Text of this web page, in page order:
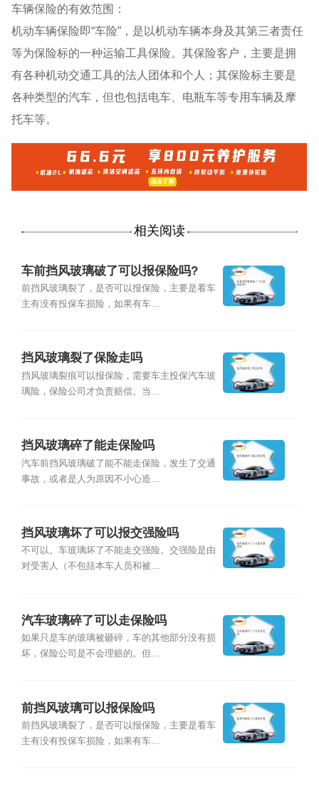
车辆保险的有效范围：
机动车辆保险即“车险”，是以机动车辆本身及其第三者责任
等为保险标的一种运输工具保险。其保险客户，主要是拥
有各种机动交通工具的法人团体和个人；其保险标主要是
各种类型的汽车，但也包括电车、电瓶车等专用车辆及摩
托车等。
相关阅读
车前挡风玻璃破了可以报保险吗?
前挡风玻璃裂了，是否可以报保险，主要是看车
主有没有投保车损险，如果有车...
挡风玻璃裂了保险走吗
挡风玻璃裂痕可以报保险，需要车主投保汽车玻
璃险，保险公司才负责赔偿。当...
挡风玻璃碎了能走保险吗
汽车前挡风玻璃破了能不能走保险，发生了交通
事故，或者是人为原因不小心造...
挡风玻璃坏了可以报交强险吗
不可以。车玻璃坏了不能走交强险。交强险是由
对受害人（不包括本车人员和被...
汽车玻璃碎了可以走保险吗
如果只是车的玻璃被砸碎，车的其他部分没有损
坏，保险公司是不会理赔的。但...
前挡风玻璃可以报保险吗
前挡风玻璃裂了，是否可以报保险，主要是看车
主有没有投保车损险，如果有车...